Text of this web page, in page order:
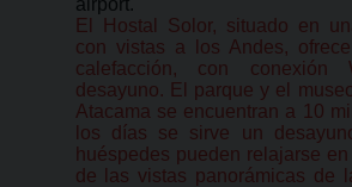
airport.
El Hostal Solor, situado en
con vistas a los Andes,
calefacción, con conexión
desayuno. El parque y el
Atacama se encuentran a 10
los días se sirve un
huéspedes pueden relajarse
de las vistas panorámicas de